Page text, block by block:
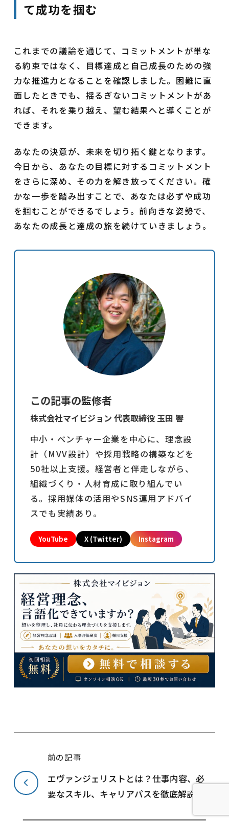
て成功を掴む
これまでの議論を通じて、コミットメントが単な
る約束ではなく、目標達成と自己成長のための強
力な推進力となることを確認しました。困難に直
面したときでも、揺るぎないコミットメントがあ
れば、それを乗り越え、望む結果へと導くことが
できます。
あなたの決意が、未来を切り拓く鍵となります。
今日から、あなたの目標に対するコミットメント
をさらに深め、その力を解き放ってください。確
かな一歩を踏み出すことで、あなたは必ずや成功
を掴むことができるでしょう。前向きな姿勢で、
あなたの成長と達成の旅を続けていきましょう。
この記事の監修者
株式会社マイビジョン 代表取締役 玉田 響
中小・ベンチャー企業を中心に、理念設
計（MVV設計）や採用戦略の構築などを
50社以上支援。経営者と伴走しながら、
組織づくり・人材育成に取り組んでい
る。採用媒体の活用やSNS運用アドバイ
スでも実績あり。
YouTube X (Twitter) Instagram
前の記事
エヴァンジェリストとは？仕事内容、必
要なスキル、キャリアパスを徹底解説